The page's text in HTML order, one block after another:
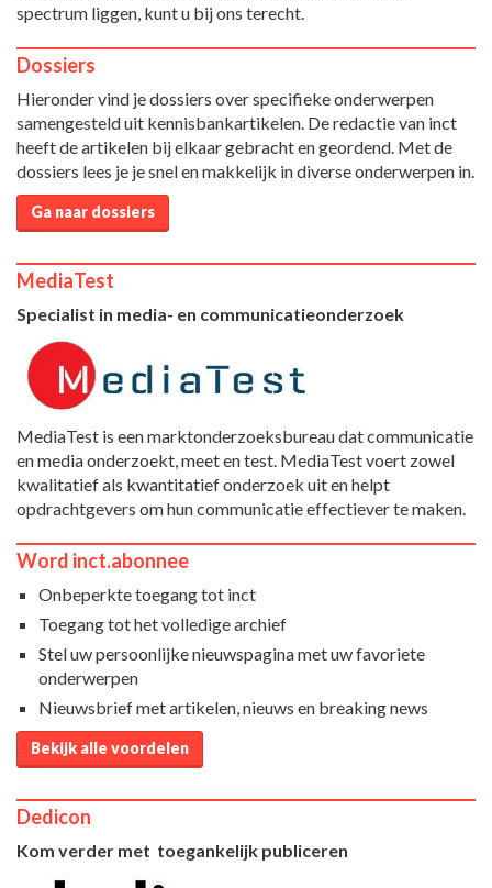
spectrum liggen, kunt u bij ons terecht.
Dossiers
Hieronder vind je dossiers over specifieke onderwerpen
samengesteld uit kennisbankartikelen. De redactie van inct
heeft de artikelen bij elkaar gebracht en geordend. Met de
dossiers lees je je snel en makkelijk in diverse onderwerpen in.
Ga naar dossiers
MediaTest
Specialist in media- en communicatieonderzoek
MediaTest is een marktonderzoeksbureau dat communicatie
en media onderzoekt, meet en test. MediaTest voert zowel
kwalitatief als kwantitatief onderzoek uit en helpt
opdrachtgevers om hun communicatie effectiever te maken.
Word inct.abonnee
Onbeperkte toegang tot inct
Toegang tot het volledige archief
Stel uw persoonlijke nieuwspagina met uw favoriete
onderwerpen
Nieuwsbrief met artikelen, nieuws en breaking news
Bekijk alle voordelen
Dedicon
Kom verder met toegankelijk publiceren